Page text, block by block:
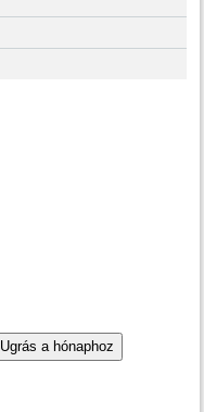
Ugrás a hónaphoz